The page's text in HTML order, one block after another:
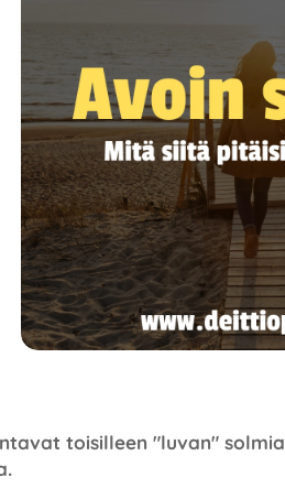
toisilleen "luvan" solmia